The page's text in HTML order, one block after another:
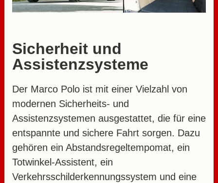
Sicherheit und
Assistenzsysteme
Der Marco Polo ist mit einer Vielzahl von
modernen Sicherheits- und
Assistenzsystemen ausgestattet, die für eine
entspannte und sichere Fahrt sorgen. Dazu
gehören ein Abstandsregeltempomat, ein
Totwinkel-Assistent, ein
Verkehrsschilderkennungssystem und eine